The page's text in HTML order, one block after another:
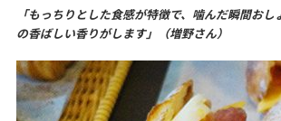
「もっちりとした食感が特徴で、噛んだ瞬間お
の香ばしい香りがします」（増野さん）